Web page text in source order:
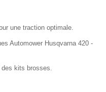
une traction optimale.
Automower Husqvarna 420 -
kits brosses.